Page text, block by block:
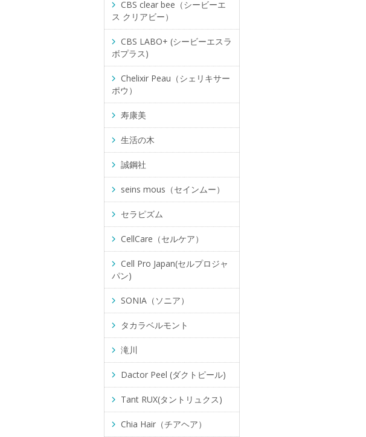
CBS clear bee（シービーエ
ス クリアビー）
CBS LABO+ (シービーエスラ
ボプラス)
Chelixir Peau（シェリキサー
ポウ）
寿康美
生活の木
誠鋼社
seins mous（セインムー）
セラピズム
CellCare（セルケア）
Cell Pro Japan(セルプロジャ
パン)
SONIA（ソニア）
タカラベルモント
滝川
Dactor Peel (ダクトピール)
Tant RUX(タントリュクス)
Chia Hair（チアヘア）